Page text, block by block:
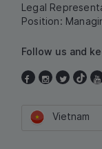
Legal
Position:
Follow us and
Vietnam